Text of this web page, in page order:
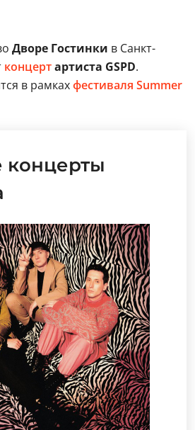
Дворе Гостинки в Санкт-
концертартиста GSPD.
в рамкахфестиваля Summer
концерты